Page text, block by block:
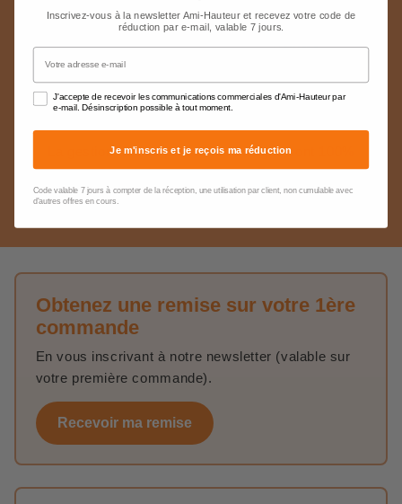
fonction du poids et du
volume
La gestion de nos paiements en ligne sont 100%
Sécurisés avec Stripe et Paypal.
PAIEMENT EN 4X POSSIBLE
Obtenez une remise sur votre 1ère
commande
En vous inscrivant à notre newsletter (valable sur
votre première commande).
Recevoir ma remise
Inscrivez-vous à la newsletter Ami-Hauteur et recevez votre code de
réduction par e-mail, valable 7 jours.
Votre adresse e-mail
J'accepte de recevoir les communications commerciales d'Ami-Hauteur par
e-mail. Désinscription possible à tout moment.
Je m'inscris et je reçois ma réduction
Code valable 7 jours à compter de la réception, une utilisation par client, non cumulable avec
d'autres offres en cours.